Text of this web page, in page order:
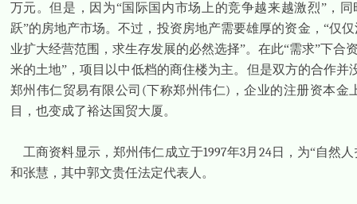
万元。但是，因为“国际国内市场上的竞争越来越激烈”，
跃”的房地产市场。不过，投资房地产需要雄厚的资金，“仅
业扩大经营范围，求生存发展的必然选择”。在此“需求”下
米的土地”，项目以中低档的商住楼为主。但是双方的合作并
郑州伟仁贸易有限公司 (下称郑州伟仁) ，企业的注册资本金
目，也变成了裕达国贸大厦。
工商资料显示，郑州伟仁成立于1997年3月 24日，为“自然
和张慧，其中郭文贵任法定代表人。